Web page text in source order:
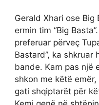
Gerald Xhari ose Big
ermin tim “Big
preferuar përveç
Bastard”, ka shkruar
bande. Kam pas një
shkon me këtë
gati shqiptarët për